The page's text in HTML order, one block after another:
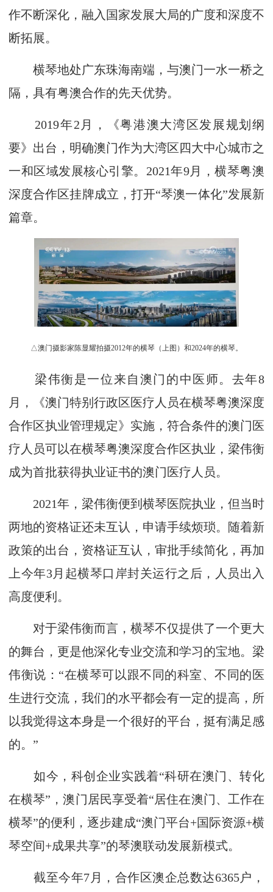
作不断深化，融入国家发展大局的广度和深度不
断拓展。
横琴地处广东珠海南端，与澳门一水一桥之
隔，具有粤澳合作的先天优势。
2019年2月，《粤港澳大湾区发展规划纲
要》出台，明确澳门作为大湾区四大中心城市之
一和区域发展核心引擎。2021年9月，横琴粤澳
深度合作区挂牌成立，打开“琴澳一体化”发展新
篇章。
△澳门摄影家陈显耀拍摄2012年的横琴（上图）和2024年的横琴。
梁伟衡是一位来自澳门的中医师。去年8
月，《澳门特别行政区医疗人员在横琴粤澳深度
合作区执业管理规定》实施，符合条件的澳门医
疗人员可以在横琴粤澳深度合作区执业，梁伟衡
成为首批获得执业证书的澳门医疗人员。
2021年，梁伟衡便到横琴医院执业，但当时
两地的资格证还未互认，申请手续烦琐。随着新
政策的出台，资格证互认，审批手续简化，再加
上今年3月起横琴口岸封关运行之后，人员出入
高度便利。
对于梁伟衡而言，横琴不仅提供了一个更大
的舞台，更是他深化专业交流和学习的宝地。梁
伟衡说：“在横琴可以跟不同的科室、不同的医
生进行交流，我们的水平都会有一定的提高，所
以我觉得这本身是一个很好的平台，挺有满足感
的。”
如今，科创企业实践着“科研在澳门、转化
在横琴”，澳门居民享受着“居住在澳门、工作在
横琴”的便利，逐步建成“澳门平台+国际资源+横
琴空间+成果共享”的琴澳联动发展新模式。
截至今年7月，合作区澳企总数达6365户，